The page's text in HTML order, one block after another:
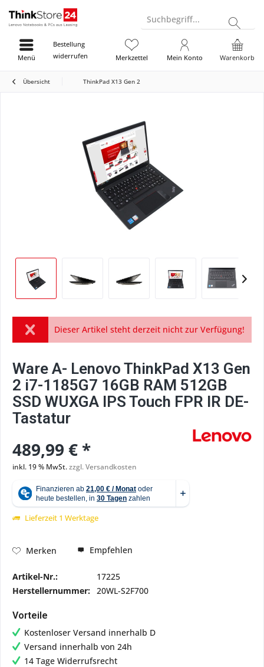
Suchbegriff...
Bestellung
widerrufen
Warenkorb
Merkzettel Mein Konto
Menü
Übersicht ThinkPad X13 Gen 2
Dieser Artikel steht derzeit nicht zur Verfügung!
Ware A- Lenovo ThinkPad X13 Gen
2 i7-1185G7 16GB RAM 512GB
SSD WUXGA IPS Touch FPR IR DE-
Tastatur
489,99 € *
inkl. 19 % MwSt.zzgl. Versandkosten
Lieferzeit 1 Werktage
Merken Empfehlen
Artikel-Nr.:
17225
Herstellernummer: 20WL-S2F700
Vorteile
Kostenloser Versand innerhalb D
Versand innerhalb von 24h
14 Tage Widerrufsrecht